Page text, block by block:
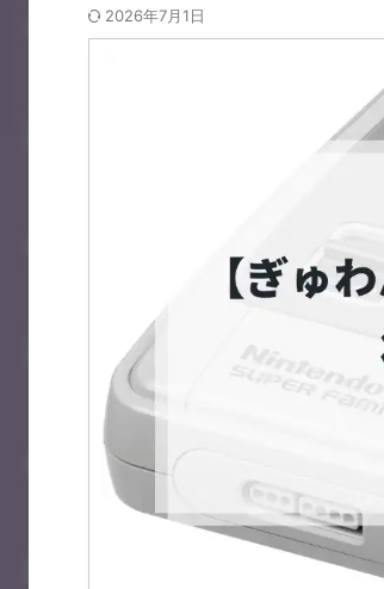
2026年7月1日